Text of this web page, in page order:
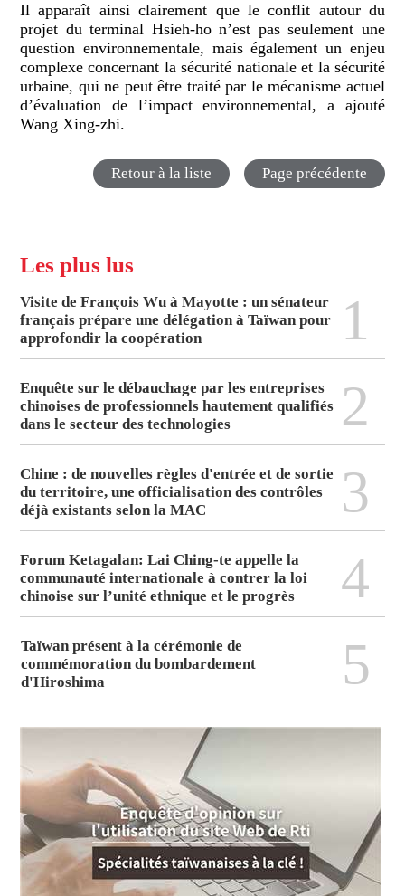
Il apparaît ainsi clairement que le conflit autour du
projet du terminal Hsieh-ho n’est pas seulement une
question environnementale, mais également un enjeu
complexe concernant la sécurité nationale et la sécurité
urbaine, qui ne peut être traité par le mécanisme actuel
d’évaluation de l’impact environnemental, a ajouté
Wang Xing-zhi.
Retour à la liste Page précédente
Les plus lus
Visite de François Wu à Mayotte : un sénateur
français prépare une délégation à Taïwan pour
approfondir la coopération
1
Enquête sur le débauchage par les entreprises
chinoises de professionnels hautement qualifiés
dans le secteur des technologies
2
Chine : de nouvelles règles d'entrée et de sortie
du territoire, une officialisation des contrôles
déjà existants selon la MAC
3
Forum Ketagalan: Lai Ching-te appelle la
communauté internationale à contrer la loi
chinoise sur l’unité ethnique et le progrès
4
Taïwan présent à la cérémonie de
commémoration du bombardement
d'Hiroshima
5